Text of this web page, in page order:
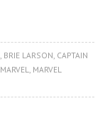
BRIE LARSON CAPTAIN
MARVEL
MARVEL